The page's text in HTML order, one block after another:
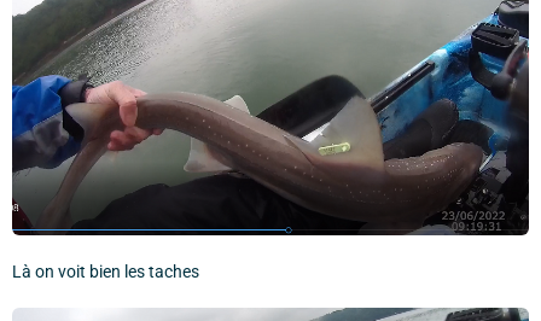
Là on voit bien les taches